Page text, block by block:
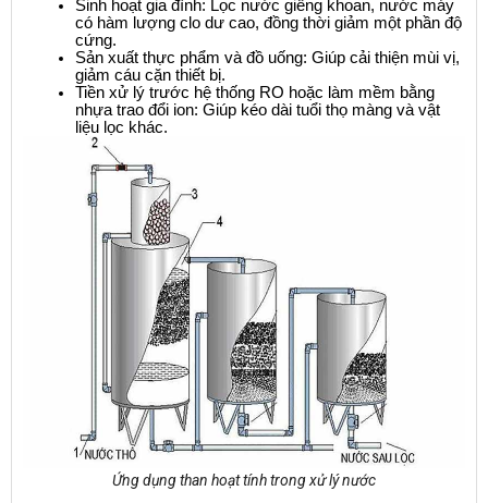
Sinh hoạt gia đình: Lọc nước giếng khoan, nước máy
có hàm lượng clo dư cao, đồng thời giảm một phần độ
cứng.
Sản xuất thực phẩm và đồ uống: Giúp cải thiện mùi vị,
giảm cáu cặn thiết bị.
Tiền xử lý trước hệ thống RO hoặc làm mềm bằng
nhựa trao đổi ion: Giúp kéo dài tuổi thọ màng và vật
liệu lọc khác.
Ứng dụng than hoạt tính trong xử lý nước